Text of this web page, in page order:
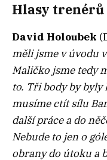
Hlasy
David Holoubek
měli jsme v úvodu
Maličko jsme tedy
to. Tři body by byly
musíme ctít sílu
další práce a do
Nebude to jen o
obrany do útoku a